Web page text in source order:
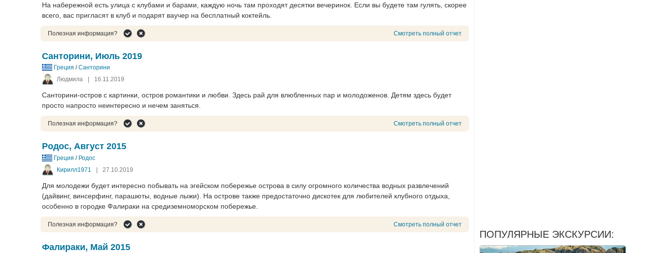
На набережной есть улица с клубами и барами, каждую ночь там проходят десятки вечеринок. Если вы будете там гулять, скорее
всего, вас пригласят в клуб и подарят ваучер на бесплатный коктейль.
Полезная информация? Смотреть полный отчет
Санторини, Июль 2019
Греция /Санторини
Людмила
16.11.2019
Санторини-остров с картинки, остров романтики и любви. Здесь рай для влюбленных пар и молодоженов. Детям здесь будет
просто напросто неинтересно и нечем заняться.
Полезная информация? Смотреть полный отчет
Родос, Август 2015
Греция / Родос
Кирилл1971
27.10.2019
Для молодежи будет интересно побывать на эгейском побережье острова в силу огромного количества водных развлечений
(дайвинг, винсерфинг, парашюты, водные лыжи). На острове также предостаточно дискотек для любителей клубного отдыха,
особенно в городке Фалираки на средиземноморском побережье.
Полезная информация? Смотреть полный отчет
Фалираки, Май 2015
ПОПУЛЯРНЫЕ ЭКСКУРСИИ: